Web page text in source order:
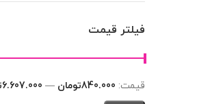
فیلتر قیمت
قيمت: 840.000تومان — 6.607.000تومان